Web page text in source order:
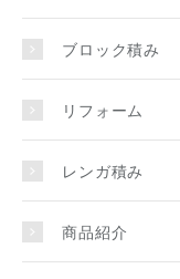
ブロック積み
リフォーム
レンガ積み
商品紹介